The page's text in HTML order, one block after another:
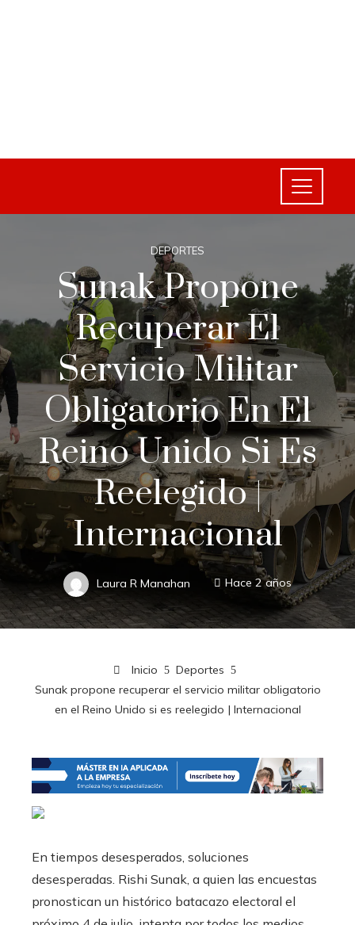
DEPORTES
Sunak Propone
Recuperar El
Servicio Militar
Obligatorio En El
Reino Unido Si Es
Reelegido |
Internacional
Laura R Manahan Hace 2 años
Inicio
Deportes
Sunak propone recuperar el servicio militar obligatorio
en el Reino Unido si es reelegido | Internacional
En tiempos desesperados, soluciones
desesperadas. Rishi Sunak, a quien las encuestas
pronostican un histórico batacazo electoral el